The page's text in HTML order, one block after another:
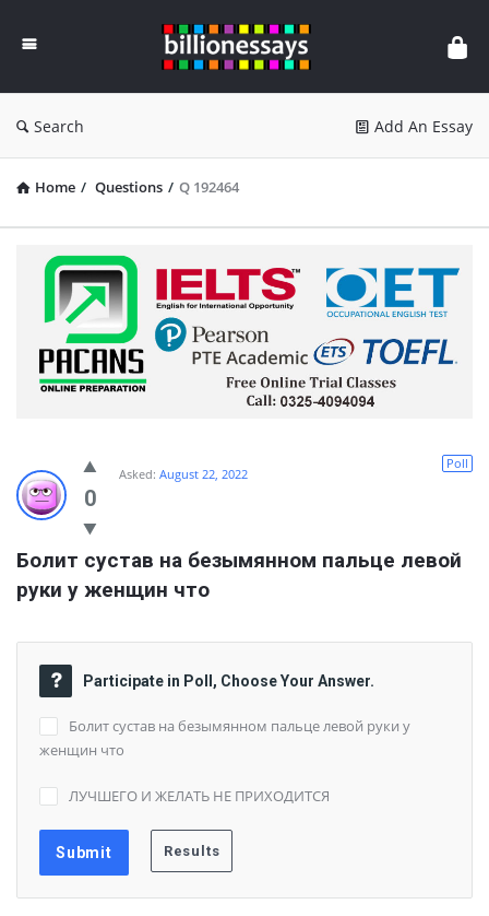
Essays
Search Add An Essay
Home / Questions / Q 192464
0
Poll
Asked: August 22, 2022
Болит сустав на безымянном пальце левой
руки у женщин что
Participate in Poll, Choose Your Answer.
Болит сустав на безымянном пальце левой руки у
женщин что
ЛУЧШЕГО И ЖЕЛАТЬ НЕ ПРИХОДИТСЯ